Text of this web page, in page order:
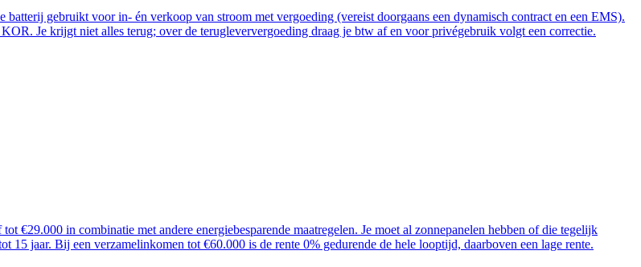
gebruikt voor in- én verkoop van stroom met vergoeding (vereist doorgaans een dynamisch contract en een EMS).
Je krijgt niet alles terug; over de terugleververgoeding draag je btw af en voor privégebruik volgt een correctie.
€29.000 in combinatie met andere energiebesparende maatregelen. Je moet al zonnepanelen hebben of die tegelijk
jaar. Bij een verzamelinkomen tot €60.000 is de rente 0% gedurende de hele looptijd, daarboven een lage rente.